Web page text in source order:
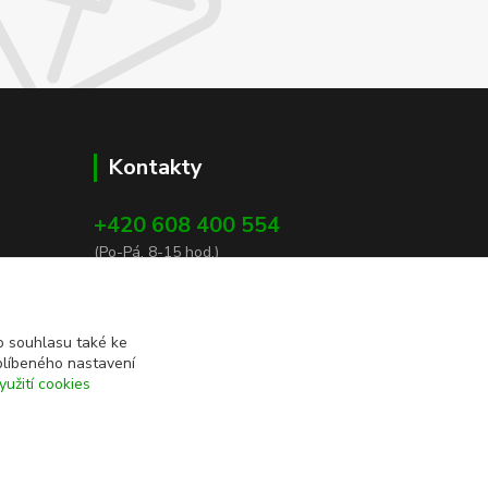
Kontakty
+420 608 400 554
(Po-Pá, 8-15 hod.)
souhlasu také ke
nastavení
cookies